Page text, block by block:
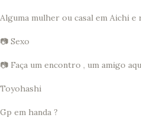
Alguma mulher ou casal em Aichi e
📷 Sexo
📷 Faça um encontro , um amigo
Toyohashi
Gp em handa ?